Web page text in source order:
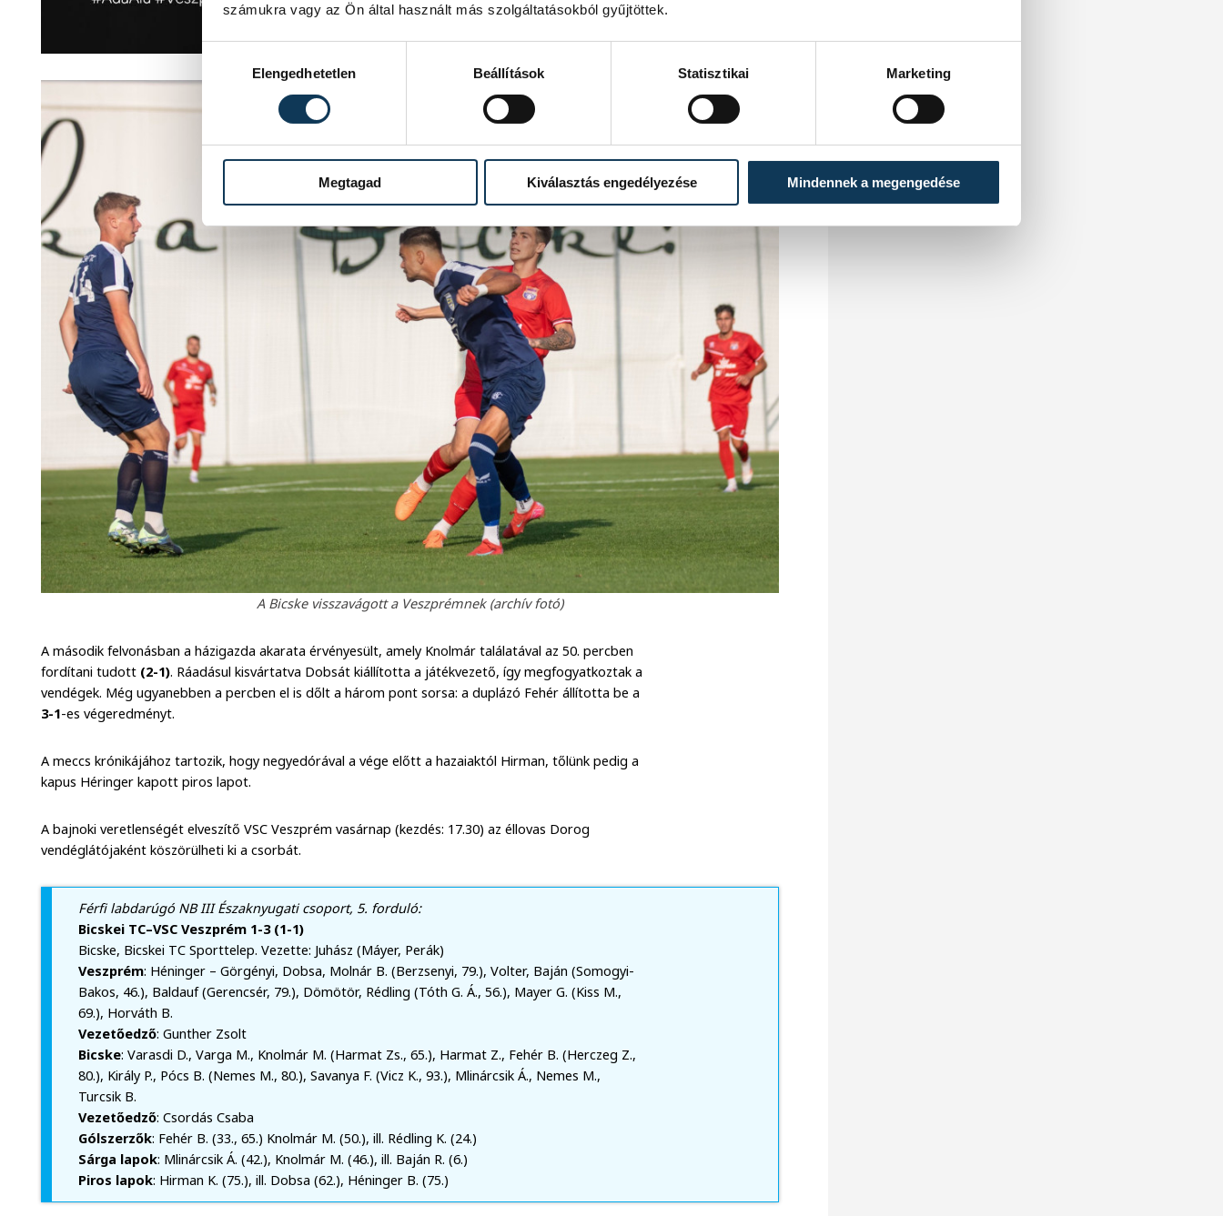
számukra vagy az Ön által használt más szolgáltatásokból gyűjtöttek.
Hozzájárulás kiválasztása
Elengedhetetlen
Beállítások Statisztikai Marketing
Megtagad Kiválasztás engedélyezése Mindennek a megengedése
A Bicske visszavágott a Veszprémnek (archív fotó)
A második felvonásban a házigazda akarata érvényesült, amely Knolmár találatával az 50. percben
fordítani tudott (2-1). Ráadásul kisvártatva Dobsát kiállította a játékvezető, így megfogyatkoztak a
vendégek. Még ugyanebben a percben el is dőlt a három pont sorsa: a duplázó Fehér állította be a
3-1-es végeredményt.
A meccs krónikájához tartozik, hogy negyedórával a vége előtt a hazaiaktól Hirman, tőlünk pedig a
kapus Héringer kapott piros lapot.
A bajnoki veretlenségét elveszítő VSC Veszprém vasárnap (kezdés: 17.30) az éllovas Dorog
vendéglátójaként köszörülheti ki a csorbát.
Férfi labdarúgó NB III Északnyugati csoport, 5. forduló:
Bicskei TC–VSC Veszprém 1-3 (1-1)
Bicske, Bicskei TC Sporttelep. Vezette: Juhász (Máyer, Perák)
Veszprém: Héninger – Görgényi, Dobsa, Molnár B. (Berzsenyi, 79.), Volter, Baján (Somogyi-
Bakos, 46.), Baldauf (Gerencsér, 79.), Dömötör, Rédling (Tóth G. Á., 56.), Mayer G. (Kiss M.,
69.), Horváth B.
Vezetőedző: Gunther Zsolt
Bicske: Varasdi D., Varga M., Knolmár M. (Harmat Zs., 65.), Harmat Z., Fehér B. (Herczeg Z.,
80.), Király P., Pócs B. (Nemes M., 80.), Savanya F. (Vicz K., 93.), Mlinárcsik Á., Nemes M.,
Turcsik B.
Vezetőedző: Csordás Csaba
Gólszerzők: Fehér B. (33., 65.) Knolmár M. (50.), ill. Rédling K. (24.)
Sárga lapok: Mlinárcsik Á. (42.), Knolmár M. (46.), ill. Baján R. (6.)
Piros lapok: Hirman K. (75.), ill. Dobsa (62.), Héninger B. (75.)